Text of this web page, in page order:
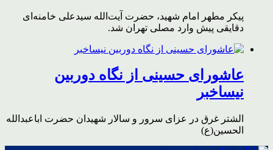
پیکر مطهر امام شهید،‌ حضرت آیت‌الله سیدعلی خامنه‌ای
دقایقی پیش وارد مصلی تهران شد.
عاشورای حسینی از نگاه دوربین
نیساخبر
الشتر غرق در عزای سرور و سالار شهیدان حضرت اباعبدالله
الحسین(ع)